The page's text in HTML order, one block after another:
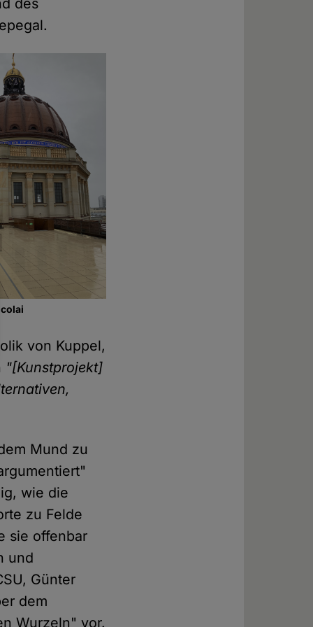
des
von Kuppel,
"[Kunstprojekt]
Mund zu
wie die
zu Felde
sie offenbar
und
Günter
dem
Wurzeln" vor.